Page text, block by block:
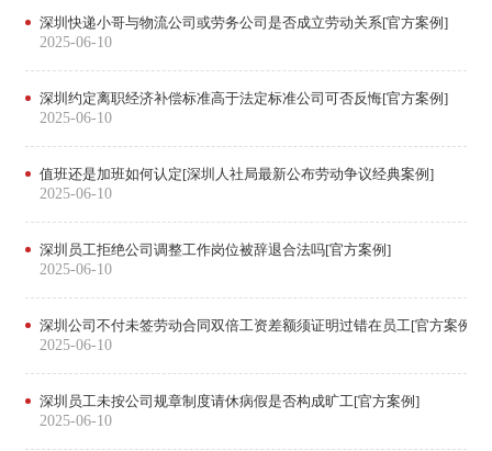
深圳快递小哥与物流公司或劳务公司是否成立劳动关系[官方案例]
2025-06-10
深圳约定离职经济补偿标准高于法定标准公司可否反悔[官方案例]
2025-06-10
值班还是加班如何认定[深圳人社局最新公布劳动争议经典案例]
2025-06-10
深圳员工拒绝公司调整工作岗位被辞退合法吗[官方案例]
2025-06-10
深圳公司不付未签劳动合同双倍工资差额须证明过错在员工[官方案例]
2025-06-10
深圳员工未按公司规章制度请休病假是否构成旷工[官方案例]
2025-06-10